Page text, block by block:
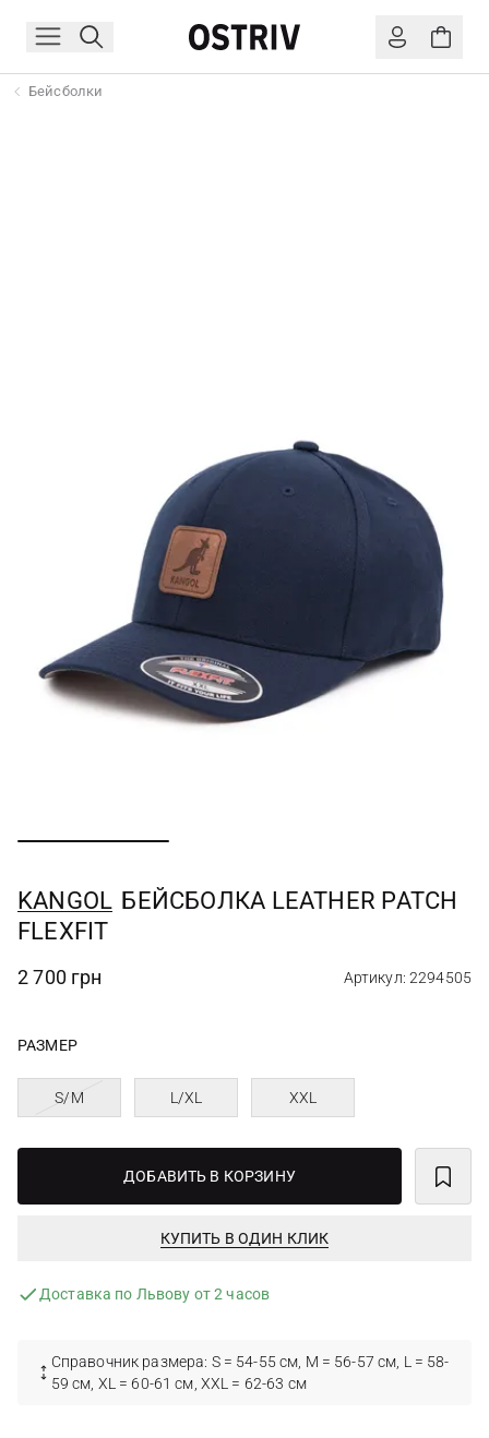
Бейсболки
KANGOL БЕЙСБОЛКА LEATHER PATCH
FLEXFIT
2 700 грн Артикул: 2294505
РАЗМЕР
S/M L/XL XXL
ДОБАВИТЬ В КОРЗИНУ
КУПИТЬ В ОДИН КЛИК
Доставка по Львову от 2 часов
Справочник размера: S = 54-55 см, M = 56-57 см, L = 58-
59 см, XL = 60-61 см, XXL = 62-63 см